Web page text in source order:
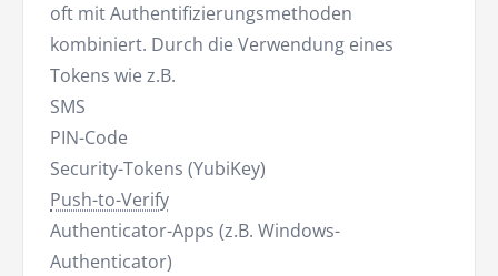
oft mit Authentifizierungsmethoden
kombiniert. Durch die Verwendung eines
Tokens wie z.B.
SMS
PIN-Code
Security-Tokens (YubiKey)
Push-to-Verify
Authenticator-Apps (z.B. Windows-
Authenticator)